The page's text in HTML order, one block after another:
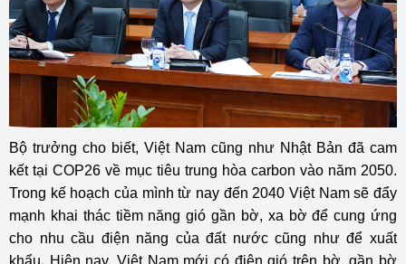
Bộ trưởng cho biết, Việt Nam cũng như Nhật Bản đã cam
kết tại COP26 về mục tiêu trung hòa carbon vào năm 2050.
Trong kế hoạch của mình từ nay đến 2040 Việt Nam sẽ đẩy
mạnh khai thác tiềm năng gió gần bờ, xa bờ để cung ứng
cho nhu cầu điện năng của đất nước cũng như để xuất
khẩu. Hiện nay, Việt Nam mới có điện gió trên bờ, gần bờ